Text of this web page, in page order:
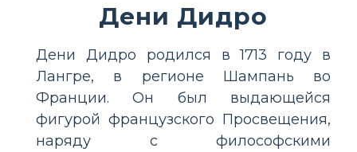
Дени Дидро
Дени Дидро родился в 1713 году в
Лангре, в регионе Шампань во
Франции. Он был выдающейся
фигурой французского Просвещения,
наряду с философскими